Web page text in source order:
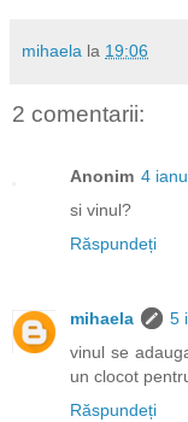
mihaela la 19:06
2 comentarii:
Anonim 4
si vinul?
Răspundeți
mihaela
5
vinul se
un clocot
Răspundeți